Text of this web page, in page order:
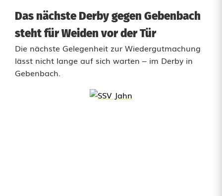
Das nächste Derby gegen Gebenbach
steht für Weiden vor der Tür
Die nächste Gelegenheit zur Wiedergutmachung
lässt nicht lange auf sich warten – im Derby in
Gebenbach.